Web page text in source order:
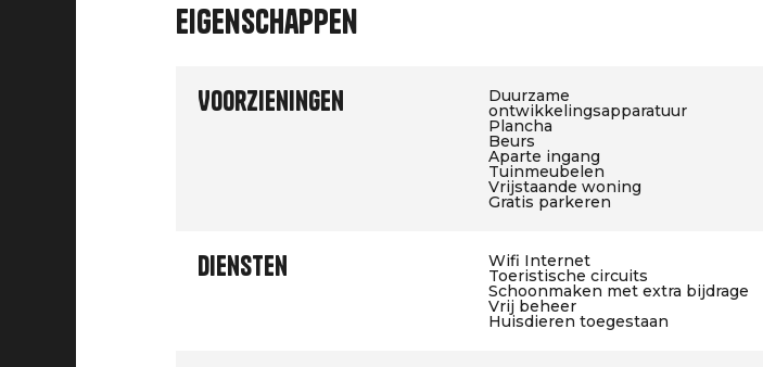
Eigenschappen
Voorzieningen Duurzame
ontwikkelingsapparatuur
Plancha
Beurs
Aparte ingang
Tuinmeubelen
Vrijstaande woning
Gratis parkeren
Diensten Wifi Internet
Toeristische circuits
Schoonmaken met extra bijdrage
Vrij beheer
Huisdieren toegestaan